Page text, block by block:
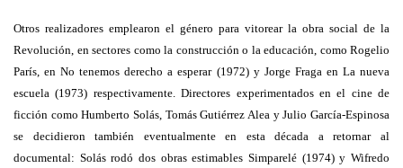
Otros realizadores emplearon el género para vitorear la obra social de la
Revolución, en sectores como la construcción o la educación, como Rogelio
París, en No tenemos derecho a esperar (1972) y Jorge Fraga en La nueva
escuela (1973) respectivamente. Directores experimentados en el cine de
ficción como Humberto Solás, Tomás Gutiérrez Alea y Julio García-Espinosa
se decidieron también eventualmente en esta década a retornar al
documental: Solás rodó dos obras estimables Simparelé (1974) y Wifredo